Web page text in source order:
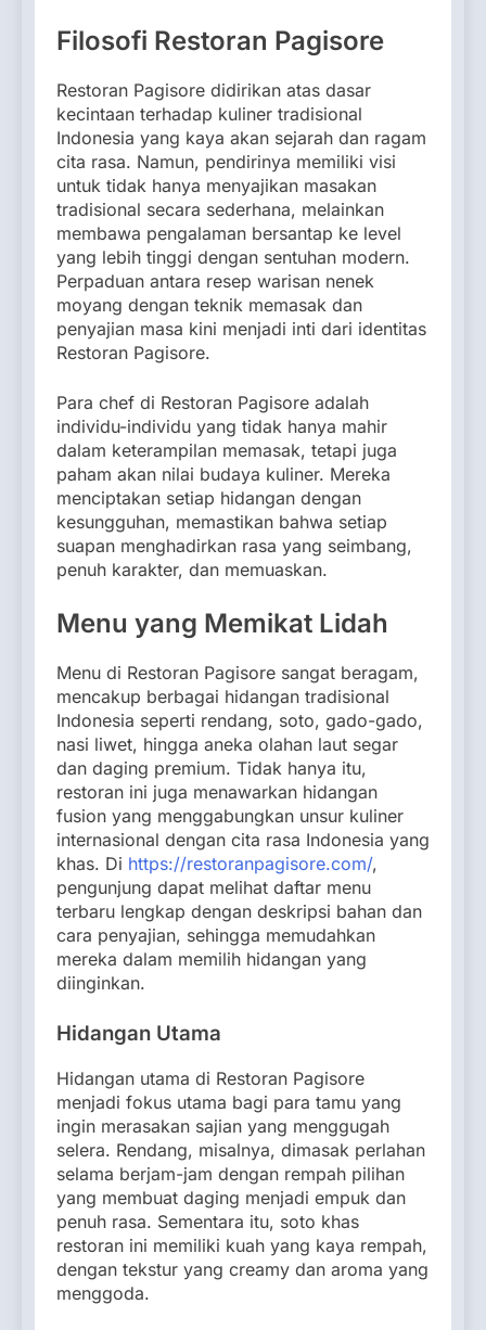
Filosofi Restoran Pagisore
Restoran Pagisore didirikan atas dasar
kecintaan terhadap kuliner tradisional
Indonesia yang kaya akan sejarah dan ragam
cita rasa. Namun, pendirinya memiliki visi
untuk tidak hanya menyajikan masakan
tradisional secara sederhana, melainkan
membawa pengalaman bersantap ke level
yang lebih tinggi dengan sentuhan modern.
Perpaduan antara resep warisan nenek
moyang dengan teknik memasak dan
penyajian masa kini menjadi inti dari identitas
Restoran Pagisore.
Para chef di Restoran Pagisore adalah
individu-individu yang tidak hanya mahir
dalam keterampilan memasak, tetapi juga
paham akan nilai budaya kuliner. Mereka
menciptakan setiap hidangan dengan
kesungguhan, memastikan bahwa setiap
suapan menghadirkan rasa yang seimbang,
penuh karakter, dan memuaskan.
Menu yang Memikat Lidah
Menu di Restoran Pagisore sangat beragam,
mencakup berbagai hidangan tradisional
Indonesia seperti rendang, soto, gado-gado,
nasi liwet, hingga aneka olahan laut segar
dan daging premium. Tidak hanya itu,
restoran ini juga menawarkan hidangan
fusion yang menggabungkan unsur kuliner
internasional dengan cita rasa Indonesia yang
khas. Di https://restoranpagisore.com/,
pengunjung dapat melihat daftar menu
terbaru lengkap dengan deskripsi bahan dan
cara penyajian, sehingga memudahkan
mereka dalam memilih hidangan yang
diinginkan.
Hidangan Utama
Hidangan utama di Restoran Pagisore
menjadi fokus utama bagi para tamu yang
ingin merasakan sajian yang menggugah
selera. Rendang, misalnya, dimasak perlahan
selama berjam-jam dengan rempah pilihan
yang membuat daging menjadi empuk dan
penuh rasa. Sementara itu, soto khas
restoran ini memiliki kuah yang kaya rempah,
dengan tekstur yang creamy dan aroma yang
menggoda.